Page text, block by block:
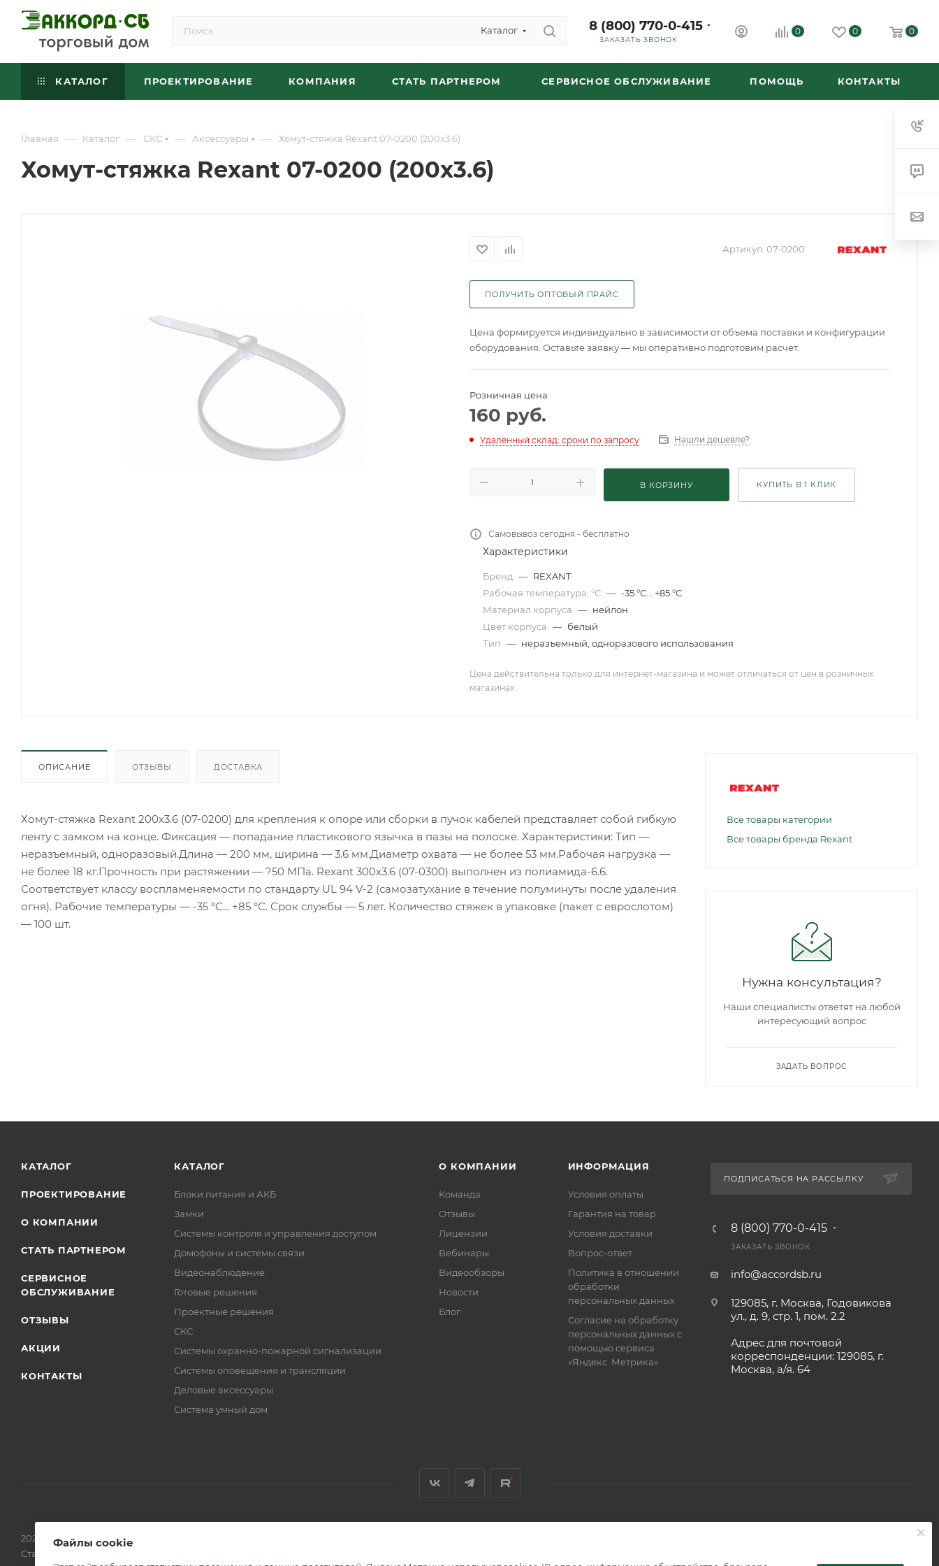
Каталог 8 (800) 770-0-415
ЗАКАЗАТЬ ЗВОНОК
0 0 0
КАТАЛОГ ПРОЕКТИРОВАНИЕ КОМПАНИЯ СТАТЬ ПАРТНЕРОМ СЕРВИСНОЕ ОБСЛУЖИВАНИЕ ПОМОЩЬ КОНТАКТЫ
Главная — Каталог — СКС — Аксессуары — Хомут-стяжка Rexant 07-0200 (200x3.6)
Хомут-стяжка Rexant 07-0200 (200x3.6)
Артикул: 07-0200
ПОЛУЧИТЬ ОПТОВЫЙ ПРАЙС
Цена формируется индивидуально в зависимости от объема поставки и конфигурации
оборудования. Оставьте заявку — мы оперативно подготовим расчет.
Розничная цена
160 руб.
Удаленный склад: сроки по запросу Нашли дешевле?
В КОРЗИНУ КУПИТЬ В 1 КЛИК
Самовывоз сегодня - бесплатно
Характеристики
Бренд — REXANT
Рабочая температура, °С — -35 °С... +85 °С
Материал корпуса — нейлон
Цвет корпуса — белый
Тип — неразъемный, одноразового использования
Цена действительна только для интернет-магазина и может отличаться от цен в розничных
магазинах .
ОПИСАНИЕ ОТЗЫВЫ ДОСТАВКА
Хомут-стяжка Rexant 200x3.6 (07-0200) для крепления к опоре или сборки в пучок кабелей представляет собой гибкую
ленту с замком на конце. Фиксация — попадание пластикового язычка в пазы на полоске. Характеристики: Тип —
неразъемный, одноразовый.Длина — 200 мм, ширина — 3.6 мм.Диаметр охвата — не более 53 мм.Рабочая нагрузка —
не более 18 кг.Прочность при растяжении — ?50 МПа. Rexant 300x3.6 (07-0300) выполнен из полиамида-6.6.
Соответствует классу воспламеняемости по стандарту UL 94 V-2 (самозатухание в течение полуминуты после удаления
огня). Рабочие температуры — -35 °С... +85 °С. Срок службы — 5 лет. Количество стяжек в упаковке (пакет с еврослотом)
— 100 шт.
Все товары категории
Все товары бренда Rexant
Нужна консультация?
Наши специалисты ответят на любой
интересующий вопрос
ЗАДАТЬ ВОПРОС
КАТАЛОГ
ПРОЕКТИРОВАНИЕ
О КОМПАНИИ
СТАТЬ ПАРТНЕРОМ
СЕРВИСНОЕ
ОБСЛУЖИВАНИЕ
ОТЗЫВЫ
АКЦИИ
КОНТАКТЫ
КАТАЛОГ
Блоки питания и АКБ
Замки
Системы контроля и управления доступом
Домофоны и системы связи
Видеонаблюдение
Готовые решения
Проектные решения
СКС
Системы охранно-пожарной сигнализации
Системы оповещения и трансляции
Деловые аксессуары
Система умный дом
О КОМПАНИИ
Команда
Отзывы
Лицензии
Вебинары
Видеообзоры
Новости
Блог
ИНФОРМАЦИЯ
Условия оплаты
Гарантия на товар
Условия доставки
Вопрос-ответ
Политика в отношении
обработки
персональных данных
Согласие на обработку
персональных данных с
помощью сервиса
«Яндекс. Метрика»
ПОДПИСАТЬСЯ НА РАССЫЛКУ
8 (800) 770-0-415
ЗАКАЗАТЬ ЗВОНОК
info@accordsb.ru
129085, г. Москва, Годовикова
ул., д. 9, стр. 1, пом. 2.2
Адрес для почтовой
корреспонденции: 129085, г.
Москва, а/я. 64
2026 © Обращаем Ваше внимание на то, что вся информация, размещенная на сайте, носит информационный характер и не является публичной офертой, определяемой положениями
Статьи 437 (2) ГК РФ.
Файлы cookie